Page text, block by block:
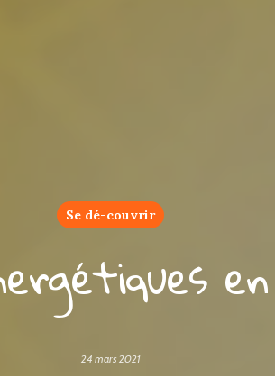
Se dé-couvrir
en
24 mars 2021